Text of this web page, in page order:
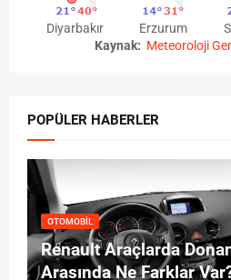
Diyarbakır Erzurum
Kaynak: Meteoroloji
POPÜLER HABERLER
OTOMOBIL
Renault Araçlarda
Arasında Ne Farklar